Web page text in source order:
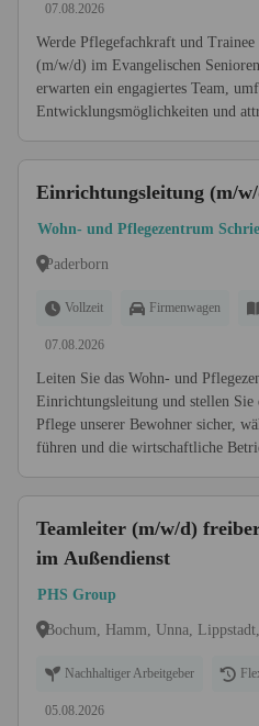
07.08.2026
Werde Pflegefachkraft und
(m/w/d) im Evangelischen
erwarten ein engagiertes Team,
Entwicklungsmöglichkeiten und
Einrichtungsleitung (m/
Wohn- und Pflegezentrum
Paderborn
Vollzeit Firmenwagen
07.08.2026
Leiten Sie das Wohn- und
Einrichtungsleitung und stellen
Pflege unserer Bewohner sicher,
führen und die wirtschaftliche
Teamleiter (m/w/d)
im Außendienst
PHS Group
Bochum, Hamm, Unna,
Nachhaltiger Arbeitgeber
05.08.2026